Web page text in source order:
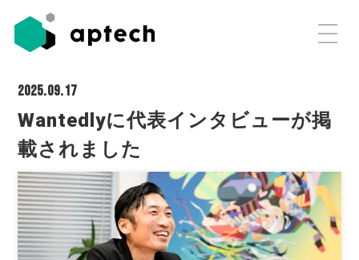
2025.09.17
Wantedlyに代表インタビューが掲
載されました